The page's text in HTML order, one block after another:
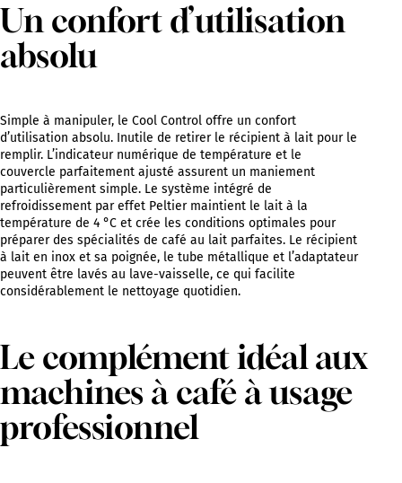
Un confort d’utilisation
absolu
Simple à manipuler, le Cool Control offre un confort
d’utilisation absolu. Inutile de retirer le récipient à lait pour le
remplir. L’indicateur numérique de température et le
couvercle parfaitement ajusté assurent un maniement
particulièrement simple. Le système intégré de
refroidissement par effet Peltier maintient le lait à la
température de 4 °C et crée les conditions optimales pour
préparer des spécialités de café au lait parfaites. Le récipient
à lait en inox et sa poignée, le tube métallique et l’adaptateur
peuvent être lavés au lave-vaisselle, ce qui facilite
considérablement le nettoyage quotidien.
Le complément idéal aux
machines à café à usage
professionnel